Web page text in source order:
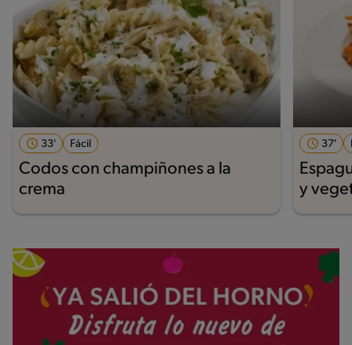
33' Fácil
Codos con champiñones a la
crema
37'
y